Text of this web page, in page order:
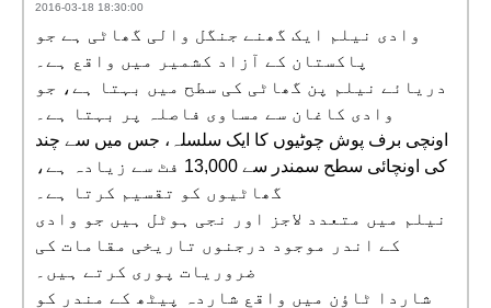
2016-03-18 18:30:00
وادی نیلم ایک گھنے جنگل والی گھاٹی ہے جو
پاکستان کے آزاد کشمیر میں واقع ہے۔
دریائے نیلم پن گھاٹی کی سطح میں بہتا ہے، جو
وادی کاغان سے مساوی فاصلہ پر بہتا ہے۔
اونچی برف پوش چوٹیوں کا ایک سلسلہ، جس میں سے چند
کی اونچائی سطح سمندر سے 13,000 فٹ سے زیادہ ہے،
گھاٹیوں کو تقسیم کرتا ہے۔
نیلم میں متعدد لاجز اور نجی ہوٹل ہیں جو وادی
کے اندر موجود درجنوں تاریخی مقامات کی
ضروریات پوری کرتے ہیں۔
شاردا ٹاؤن میں واقع شاردہ پیٹھ کے مندر کو